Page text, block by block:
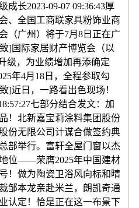
成长2023-09-07 09:36:43厚
、全国工商联家具粉饰业商
（广州）将于7月8日正在广
]国际家居财产博览会（以
级，为业绩增加再添确定
年4月18日，全程参取勾
]近日，一路看出色现场！
七部分结合发文：加
！北新嘉宝莉涂料集团股份
份无限公司计谋合做签约典
部举行。富轩全屋门窗以杰
位——荣膺2025年中国建材
！做为陶瓷卫浴风向标和晴
邹本龙亲赴米兰，朗凯奇通
认定！恰是正在这一布景下